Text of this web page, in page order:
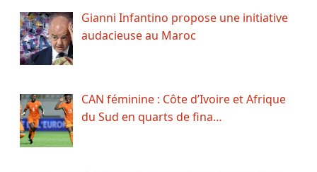
Gianni Infantino propose une initiative
audacieuse au Maroc
CAN féminine : Côte d’Ivoire et Afrique
du Sud en quarts de fina…